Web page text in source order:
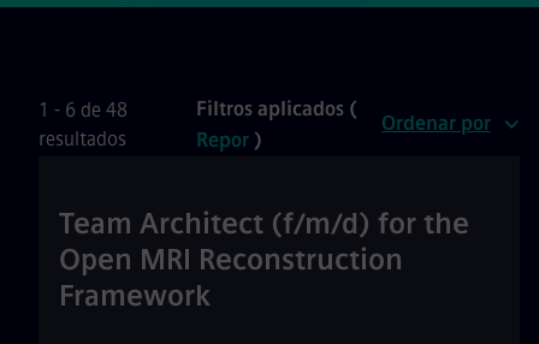
1 - 6 de 48
resultados
Filtros aplicados (
Repor )
Ordenar por
Team Architect (f/m/d) for the
Open MRI Reconstruction
Framework